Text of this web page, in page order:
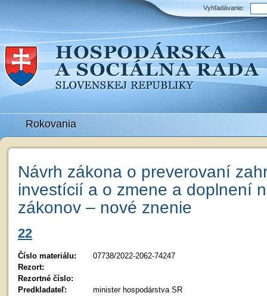
Vyhľadávanie:
Rokovania
Návrh zákona o preverovaní
investícií a o zmene a doplnení
zákonov – nové znenie
22
Číslo materiálu:
07738/2022-2062-74247
Rezort:
Rezortné číslo:
Predkladateľ:
minister hospodárstva SR